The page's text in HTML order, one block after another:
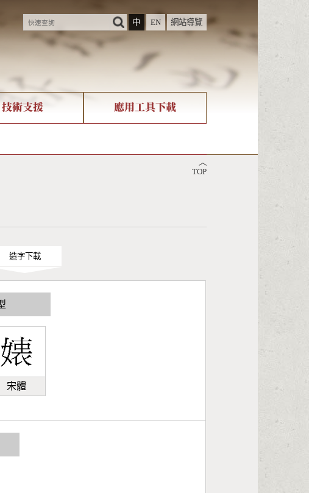
中
EN 網站導覽
技術支援 應用工具下載
︿
TOP
造字下載
宋體